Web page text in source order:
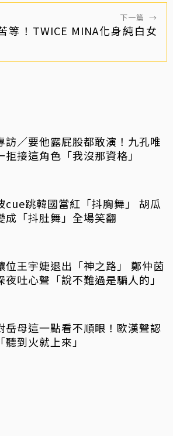
下一篇 →
等！TWICE MINA化身純白女
訪／要他露屁股都敢演！九孔唯
拒接這角色「我沒那資格」
cue跳韓國當紅「抖胸舞」 胡瓜
成「抖肚舞」全場笑翻
位王宇婕退出「神之路」 鄭仲茵
夜吐心聲「說不難過是騙人的」
岳母這一點看不順眼！歐漢聲認
「聽到火就上來」